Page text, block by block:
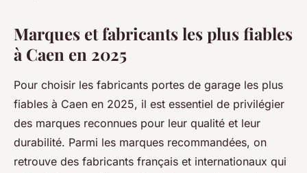
Marques et fabricants les plus fiables
à Caen en 2025
Pour choisir les fabricants portes de garage les plus
fiables à Caen en 2025, il est essentiel de privilégier
des marques reconnues pour leur qualité et leur
durabilité. Parmi les marques recommandées, on
retrouve des fabricants français et internationaux qui